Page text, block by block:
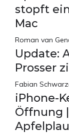
stopft
Mac
Roman van
Update:
Prosser
Fabian
iPhone-
Öffnung